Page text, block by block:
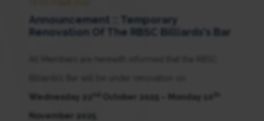
Announcement :: Temporary
Renovation Of The RBSC Billiards‘s Bar
Wednesday 22
October 2025 – Monday 10
November 2025